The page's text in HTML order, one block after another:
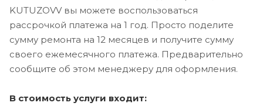
KUTUZOVV вы можете воспользоваться
рассрочкой платежа на 1 год. Просто поделите
сумму ремонта на 12 месяцев и получите сумму
своего ежемесячного платежа. Предварительно
сообщите об этом менеджеру для оформления.
В стоимость услуги входит: